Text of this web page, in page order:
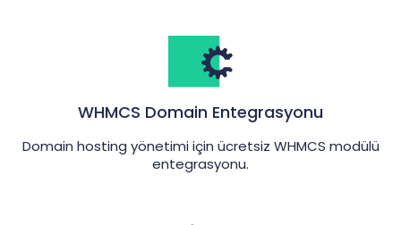
WHMCS Domain Entegrasyonu
Domain hosting yönetimi için ücretsiz WHMCS modülü
entegrasyonu.